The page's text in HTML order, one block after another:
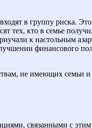
в группу риска.
тех, кто в семье
к настольным
финансового
не имеющих семьи
связанными с